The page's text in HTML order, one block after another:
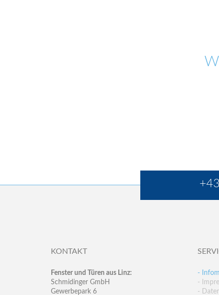
KONTAKT
Fenster und Türen aus Linz:
Schmidinger GmbH
Gewerbepark 6
-
-
-